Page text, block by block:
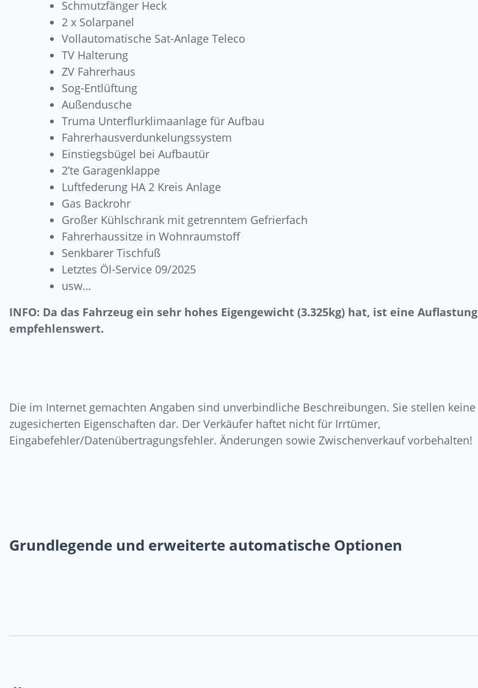
Schmutzfänger Heck
2 x Solarpanel
Vollautomatische Sat-Anlage Teleco
TV Halterung
ZV Fahrerhaus
Sog-Entlüftung
Außendusche
Truma Unterflurklimaanlage für Aufbau
Fahrerhausverdunkelungssystem
Einstiegsbügel bei Aufbautür
2’te Garagenklappe
Luftfederung HA 2 Kreis Anlage
Gas Backrohr
Großer Kühlschrank mit getrenntem Gefrierfach
Fahrerhaussitze in Wohnraumstoff
Senkbarer Tischfuß
Letztes Öl-Service 09/2025
usw…
INFO: Da das Fahrzeug ein sehr hohes Eigengewicht (3.325kg) hat, ist eine Auflastung
empfehlenswert.
Die im Internet gemachten Angaben sind unverbindliche Beschreibungen. Sie stellen keine
zugesicherten Eigenschaften dar. Der Verkäufer haftet nicht für Irrtümer,
Eingabefehler/Datenübertragungsfehler. Änderungen sowie Zwischenverkauf vorbehalten!
Grundlegende und erweiterte automatische Optionen